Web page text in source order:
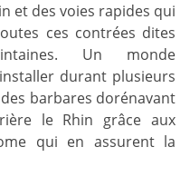
et des voies rapides qui
ces contrées dites
Un monde
durant plusieurs
barbares dorénavant
le Rhin grâce aux
qui en assurent la